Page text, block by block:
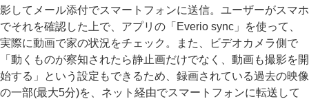
影してメール添付でスマートフォンに送信。ユーザーがスマホ
でそれを確認した上で、アプリの「Everio sync」を使って、
実際に動画で家の状況をチェック。また、ビデオカメラ側で
「動くものが察知されたら静止画だけでなく、動画も撮影を開
始する」という設定もできるため、録画されている過去の映像
の一部(最大5分)を、ネット経由でスマートフォンに転送して